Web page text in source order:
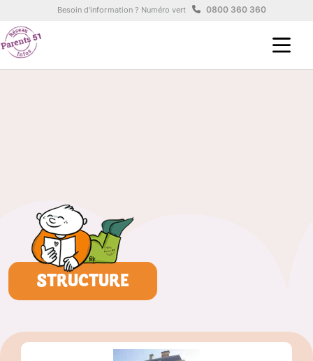
Aller au contenu principal
Besoin d'information ? Numéro vert 0800 360 360
STRUCTURE
Panneau de gestion des cookies